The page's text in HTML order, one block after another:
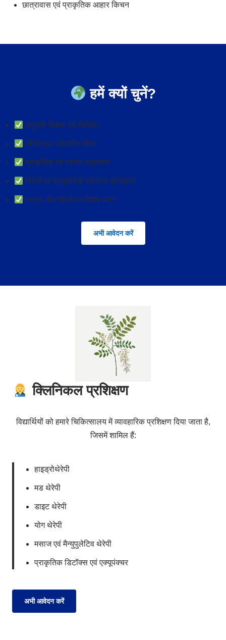
छात्रावास एवं प्राकृतिक आहार किचन
हमें क्यों चुनें?
अनुभवी शिक्षक एवं विशेषज्ञ
प्रैक्टिकल आधारित शिक्षा
प्राकृतिक एवं स्वस्थ वातावरण
रिसर्च एवं सामुदायिक स्वास्थ्य कार्यक्रम
समग्र जीवनशैली पर विशेष ध्यान
अभी आवेदन करें
क्लिनिकल प्रशिक्षण
विद्यार्थियों को हमारे चिकित्सालय में व्यावहारिक प्रशिक्षण दिया जाता है,
जिसमें शामिल हैं:
हाइड्रोथेरेपी
मड थेरेपी
डाइट थेरेपी
योग थेरेपी
मसाज एवं मैन्युपुलेटिव थेरेपी
प्राकृतिक डिटॉक्स एवं एक्यूपंक्चर
अभी आवेदन करें